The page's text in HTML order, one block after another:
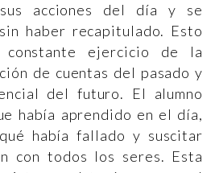
acciones del día y se
haber recapitulado. Esto
ejercicio de la
de cuentas del pasado y
del futuro. El alumno
había aprendido en el día,
había fallado y suscitar
con todos los seres. Esta